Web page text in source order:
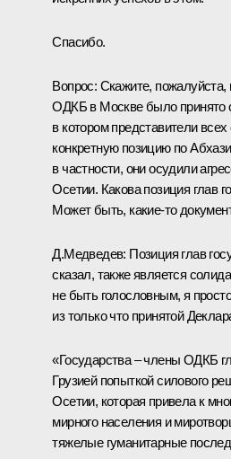
Спасибо.
Вопрос: Скажите,
ОДКБ в Москве было принято
в котором представители
конкретную позицию по
в частности, они осудили
Осетии. Какова позиция глав
Может быть, какие‑то
Д.Медведев: Позиция глав
сказал, также является
не быть голословным, я
из только что принятой
«Государства – члены ОДКБ
Грузией попыткой силового
Осетии, которая привела к
мирного населения и
тяжелые гуманитарные